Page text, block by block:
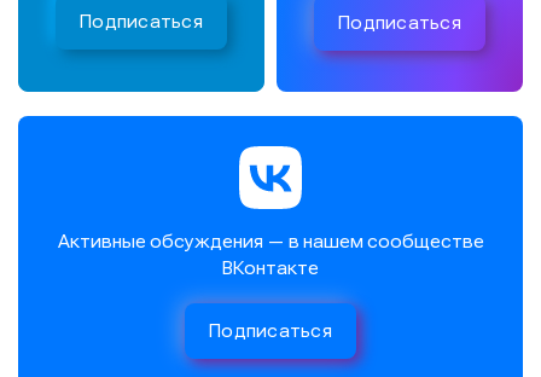
Подписаться Подписаться
Активные обсуждения — в нашем сообществе
ВКонтакте
Подписаться